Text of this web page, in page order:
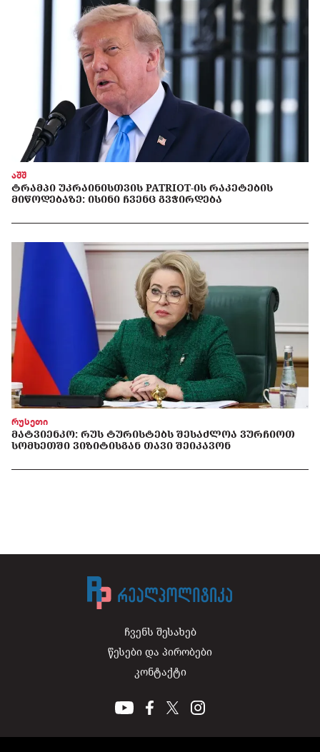
აშშ
ᲢᲠᲐᲛᲞᲘ ᲣᲙᲠᲐᲘᲜᲘᲡᲗᲕᲘᲡ PATRIOT-ᲘᲡ ᲠᲐᲙᲔᲢᲔᲑᲘᲡ
ᲛᲘᲬᲝᲓᲔᲑᲐᲖᲔ: ᲘᲡᲘᲜᲘ ᲩᲕᲔᲜᲪ ᲒᲕᲭᲘᲠᲓᲔᲑᲐ
რუსეთი
ᲛᲐᲢᲕᲘᲔᲜᲙᲝ: ᲠᲣᲡ ᲢᲣᲠᲘᲡᲢᲔᲑᲡ ᲨᲔᲡᲐᲫᲚᲝᲐ ᲕᲣᲠᲩᲘᲝᲗ
ᲡᲝᲛᲮᲔᲗᲨᲘ ᲕᲘᲖᲘᲢᲘᲡᲒᲐᲜ ᲗᲐᲕᲘ ᲨᲔᲘᲙᲐᲕᲝᲜ
ჩვენს შესახებ
წესები და პირობები
კონტაქტი